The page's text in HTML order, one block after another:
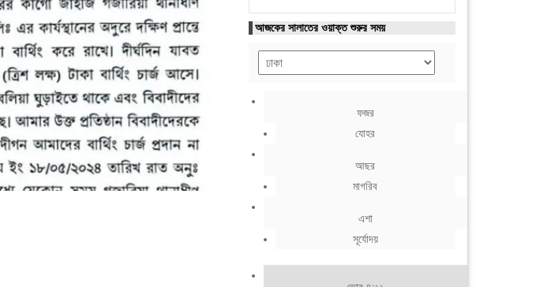
আজকের সালাতের ওয়াক্ত শুরুর সময়
ফজর
যোহর
আছর
মাগরিব
এশা
সূর্যোদয়